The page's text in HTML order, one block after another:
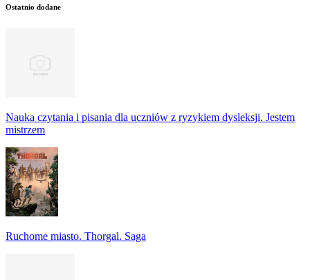
Ostatnio dodane
Nauka czytania i pisania dla uczniów z ryzykiem dysleksji. Jestem
mistrzem
Ruchome miasto. Thorgal. Saga